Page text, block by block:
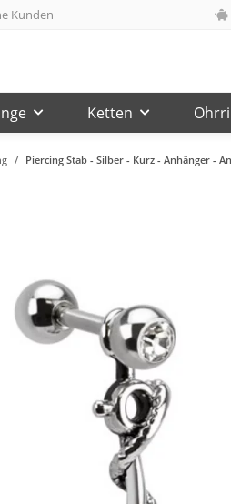
Kunden
Ketten
Piercing Stab - Silber - Kurz - Anhänger -